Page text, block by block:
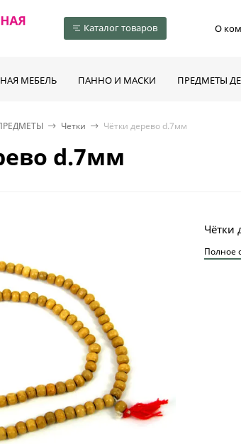
Каталог товаров О
МЕБЕЛЬ ПАННО И МАСКИ ПРЕДМЕТЫ
Четки Чётки дерево d.7мм
d.7мм
Чётки
Полное